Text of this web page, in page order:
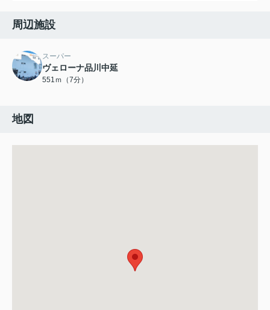
周辺施設
スーパー
ヴェローナ品川中延
551ｍ（7分）
地図